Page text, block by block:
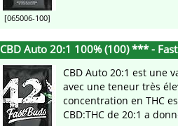
[065006-100]
CBD Auto 20:1 100% (100) *** -
CBD Auto 20:1 est une
avec une teneur très
concentration en THC
CBD:THC de 20:1 a